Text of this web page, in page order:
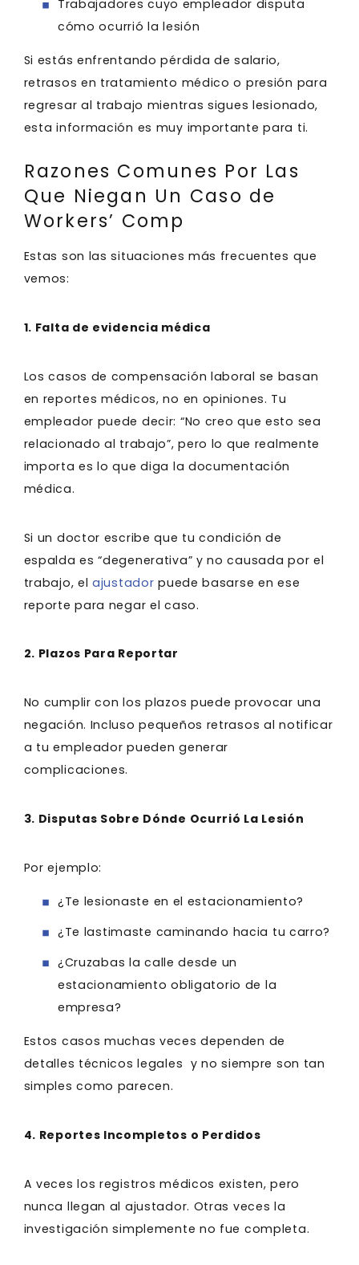
Trabajadores cuyo empleador disputa
cómo ocurrió la lesión
Si estás enfrentando pérdida de salario,
retrasos en tratamiento médico o presión para
regresar al trabajo mientras sigues lesionado,
esta información es muy importante para ti.
Razones Comunes Por Las
Que Niegan Un Caso de
Workers’ Comp
Estas son las situaciones más frecuentes que
vemos:
1. Falta de evidencia médica
Los casos de compensación laboral se basan
en reportes médicos, no en opiniones. Tu
empleador puede decir: “No creo que esto sea
relacionado al trabajo”, pero lo que realmente
importa es lo que diga la documentación
médica.
Si un doctor escribe que tu condición de
espalda es “degenerativa” y no causada por el
trabajo, elajustador puede basarse en ese
reporte para negar el caso.
2. Plazos Para Reportar
No cumplir con los plazos puede provocar una
negación. Incluso pequeños retrasos al notificar
a tu empleador pueden generar
complicaciones.
3. Disputas Sobre Dónde Ocurrió La Lesión
Por ejemplo:
¿Te lesionaste en el estacionamiento?
¿Te lastimaste caminando hacia tu carro?
¿Cruzabas la calle desde un
estacionamiento obligatorio de la
empresa?
Estos casos muchas veces dependen de
detalles técnicos legales y no siempre son tan
simples como parecen.
4. Reportes Incompletos o Perdidos
A veces los registros médicos existen, pero
nunca llegan al ajustador. Otras veces la
investigación simplemente no fue completa.